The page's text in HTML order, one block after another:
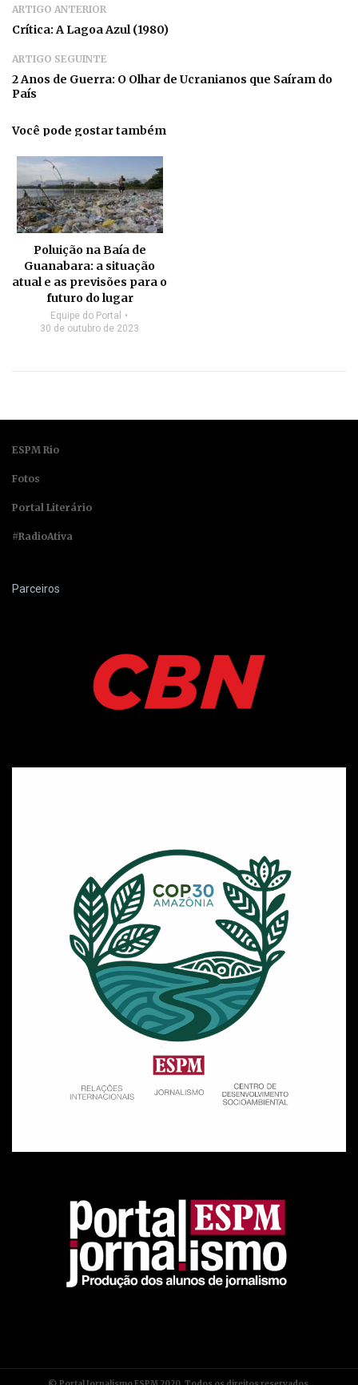
ARTIGO ANTERIOR
Crítica: A Lagoa Azul (1980)
ARTIGO SEGUINTE
2 Anos de Guerra: O Olhar de Ucranianos que Saíram do
País
Você pode gostar também
Poluição na Baía de
Guanabara: a situação
atual e as previsões para o
futuro do lugar
Equipe do Portal
30 de outubro de 2023
ESPM Rio
Fotos
Portal Literário
#RadioAtiva
Parceiros